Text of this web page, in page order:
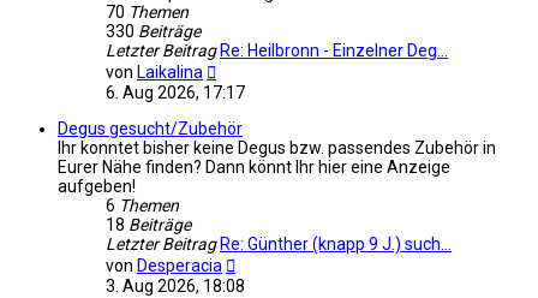
70 Themen
330 Beiträge
Letzter Beitrag Re: Heilbronn - Einzelner Deg…
von Laikalina
Beitrag
6. Aug 2026, 17:17
Degus gesucht/Zubehör
Ihr konntet bisher keine Degus bzw. passendes Zubehör in
Eurer Nähe finden? Dann könnt Ihr hier eine Anzeige
aufgeben!
6 Themen
18 Beiträge
Letzter Beitrag Re: Günther (knapp 9 J.) such…
von Desperacia
Beitrag
3. Aug 2026, 18:08